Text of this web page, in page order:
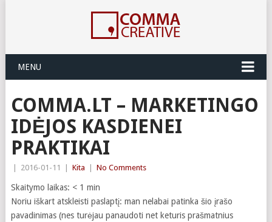
MENU
COMMA.LT – MARKETINGO
IDĖJOS KASDIENEI
PRAKTIKAI
2016-01-11 Kita No Comments
Skaitymo laikas: < 1 min
Noriu iškart atskleisti paslaptį: man nelabai patinka šio įrašo
pavadinimas (nes turėjau panaudoti net keturis prašmatnius